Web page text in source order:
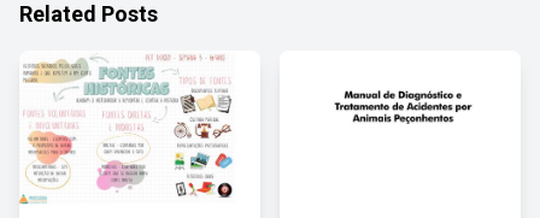
Related Posts